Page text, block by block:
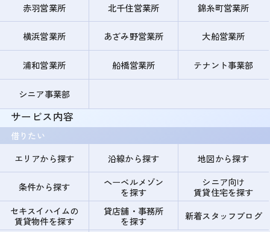
赤羽営業所 北千住営業所 錦糸町営業所
横浜営業所 あざみ野営業所 大船営業所
浦和営業所 船橋営業所 テナント事業部
シニア事業部
サービス内容
借りたい
エリアから探す
沿線から探す 地図から探す
条件から探す
ヘーベルメゾン
を探す
シニア向け
賃貸住宅を探す
セキスイハイムの
賃貸物件を探す
貸店舗・事務所
を探す
新着スタッフブログ